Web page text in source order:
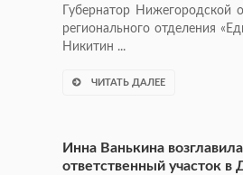
Губернатор Нижегородской
регионального отделения
Никитин ...
ЧИТАТЬ ДАЛЕЕ
Инна Ванькина
ответственный участок